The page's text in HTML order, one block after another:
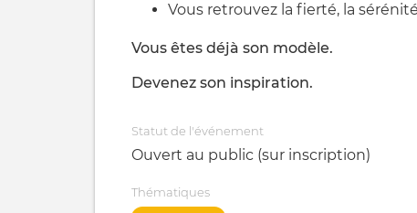
Vous retrouvez la fierté, la
Vous êtes déjà son modèle.
Devenez son inspiration.
Statut de l'événement
Ouvert au public (sur inscription)
Thématiques